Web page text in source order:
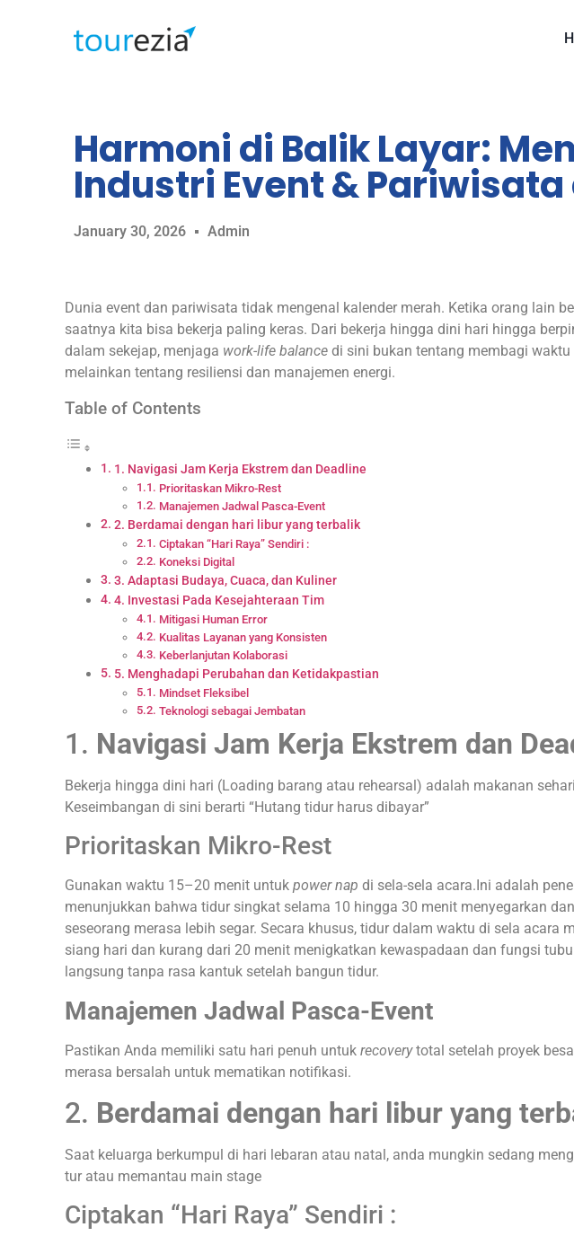
Harmoni di Balik Layar:
Industri Event &
January 30, 2026 Admin
Dunia event dan pariwisata tidak mengenal kalender merah. Ketika orang lain
saatnya kita bisa bekerja paling keras. Dari bekerja hingga dini hari hingga
dalam sekejap, menjaga work-life balance di sini bukan tentang membagi
melainkan tentang resiliensi dan manajemen energi.
Table of Contents
1. Navigasi Jam Kerja Ekstrem dan Deadline
Prioritaskan Mikro-Rest
Manajemen Jadwal Pasca-Event
2. Berdamai dengan hari libur yang terbalik
Ciptakan “Hari Raya” Sendiri :
Koneksi Digital
3. Adaptasi Budaya, Cuaca, dan Kuliner
4. Investasi Pada Kesejahteraan Tim
Mitigasi Human Error
Kualitas Layanan yang Konsisten
Keberlanjutan Kolaborasi
5. Menghadapi Perubahan dan Ketidakpastian
Mindset Fleksibel
Teknologi sebagai Jembatan
1. Navigasi Jam Kerja Ekstrem dan
Bekerja hingga dini hari (Loading barang atau rehearsal) adalah makanan
Keseimbangan di sini berarti “Hutang tidur harus dibayar”
Prioritaskan Mikro-Rest
Gunakan waktu 15–20 menit untuk power nap di sela-sela acara.Ini adalah
menunjukkan bahwa tidur singkat selama 10 hingga 30 menit menyegarkan
seseorang merasa lebih segar. Secara khusus, tidur dalam waktu di sela acara
siang hari dan kurang dari 20 menit menigkatkan kewaspadaan dan fungsi
langsung tanpa rasa kantuk setelah bangun tidur.
Manajemen Jadwal Pasca-Event
Pastikan Anda memiliki satu hari penuh untuk recoverytotal setelah proyek
merasa bersalah untuk mematikan notifikasi.
2. Berdamai dengan hari libur yang
Saat keluarga berkumpul di hari lebaran atau natal, anda mungkin sedang
tur atau memantau main stage
Ciptakan “Hari Raya” Sendiri :